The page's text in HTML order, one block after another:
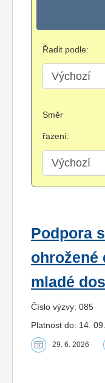
Řadit podle:
Směr
řazení:
Podpora
ohrožené
mladé
Číslo výzvy: 085
Platnost do: 14.
29. 6. 2026